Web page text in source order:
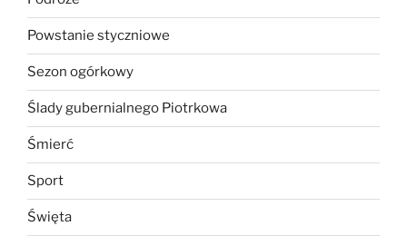
Powstanie styczniowe
Sezon ogórkowy
Ślady gubernialnego Piotrkowa
Śmierć
Sport
Święta